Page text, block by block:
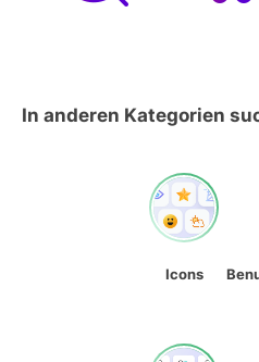
In anderen Kategorien
Icons